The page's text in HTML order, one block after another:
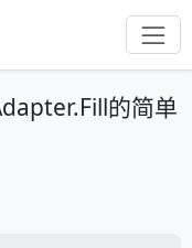
的简单